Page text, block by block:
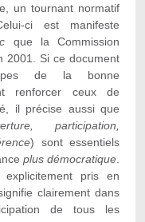
un tournant normatif
ci est manifeste
que la Commission
2001. Si ce document
de la bonne
renforcer ceux de
il précise aussi que
participation,
) sont essentiels
plus démocratique
pris en
clairement dans
de tous les